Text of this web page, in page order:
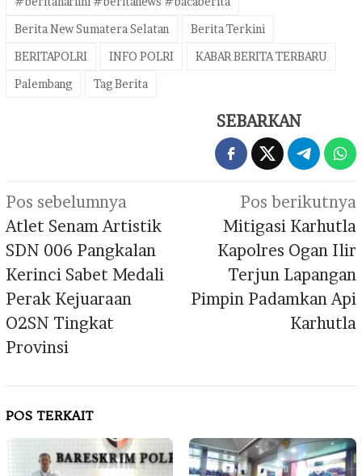
Berita New Sumatera Selatan
Berita Terkini
BERITAPOLRI
INFO POLRI
KABAR BERITA TERBARU
Palembang
Tag Berita
SEBARKAN
Navigasi
pos
Pos sebelumnya
Atlet Senam Artistik
SDN 006 Pangkalan
Kerinci Sabet Medali
Perak Kejuaraan
O2SN Tingkat
Provinsi
Pos berikutnya
Mitigasi Karhutla
Kapolres Ogan Ilir
Terjun Lapangan
Pimpin Padamkan Api
Karhutla
POS TERKAIT